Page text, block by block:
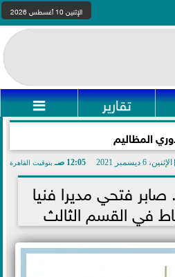
الإثنين 10 أغسطس 2026
تقارير 
المظاليم
الإثنين، 6 ديسمبر 2021 12:05 صـ بتوقيت القاهرة
فتحي مديرا فنيا
في القسم الثالث